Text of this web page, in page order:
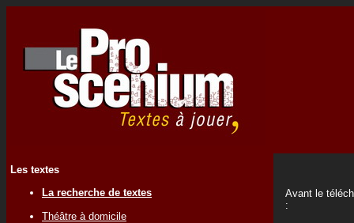
Les textes
La recherche de textes
Théâtre à domicile
Avant le
: